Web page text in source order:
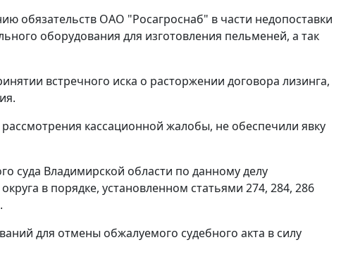
обязательств ОАО "Росагроснаб" в части недопоставки
оборудования для изготовления пельменей, а так
встречного иска о расторжении договора лизинга,
кассационной жалобы, не обеспечили явку
суда Владимирской области по данному делу
в порядке, установленном статьями 274, 284, 286
для отмены обжалуемого судебного акта в силу